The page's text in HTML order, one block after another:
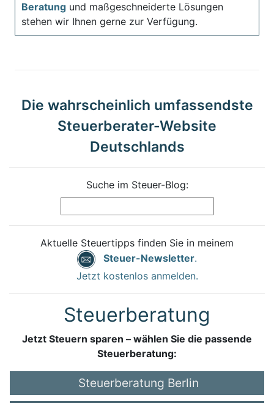
Beratung und maßgeschneiderte Lösungen
stehen wir Ihnen gerne zur Verfügung.
Die wahrscheinlich umfassendste
Steuerberater-Website
Deutschlands
Suche im Steuer-Blog:
Aktuelle Steuertipps finden Sie in meinem
Steuer-Newsletter.
Jetzt kostenlos anmelden.
Steuerberatung
Jetzt Steuern sparen – wählen Sie die passende
Steuerberatung:
Steuerberatung Berlin